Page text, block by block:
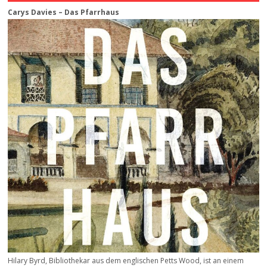
Carys Davies – Das Pfarrhaus
Hilary Byrd, Bibliothekar aus dem englischen Petts Wood, ist an einem